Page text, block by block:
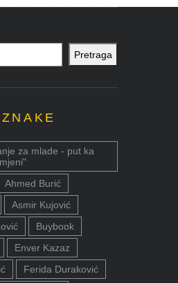
Pretraga
za mlade - put ka
Ahmed Burić
Asmir Kujović
Buybook
Enver Kazaz
Ferida Duraković